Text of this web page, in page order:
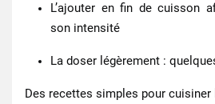
L’ajouter en fin de cuisson
son intensité
La doser légèrement :
Des recettes simples pour cuisiner